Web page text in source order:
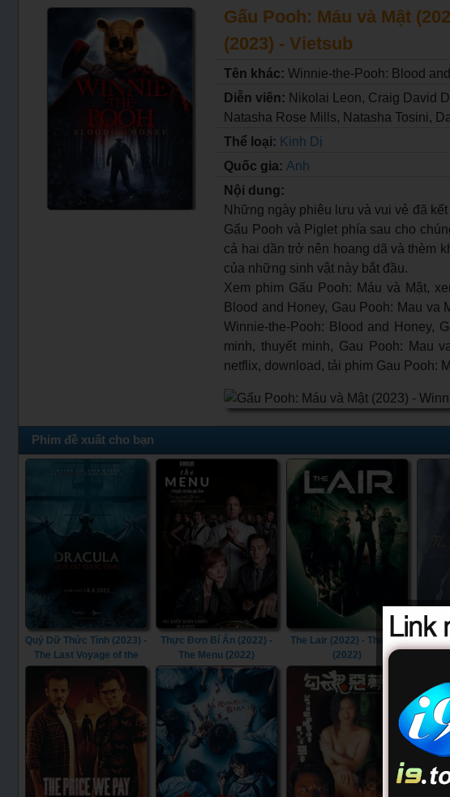
Gấu Pooh: Máu và Mật
(2023) - Vietsub
Tên khác:Winnie-the-Pooh: Blood
Diễn viên: Nikolai Leon, Craig David
Natasha Rose Mills, Natasha Tosini,
Thể loại: Kinh Dị
Quốc gia: Anh
Nội dung:
Những ngày phiêu lưu và vui vẻ đã
Gấu Pooh và Piglet phía sau cho
cả hai dần trở nên hoang dã và thèm
của những sinh vật này bắt đầu.
Xem phim Gấu Pooh: Máu và Mật,
Blood and Honey, Gau Pooh: Mau va
Winnie-the-Pooh: Blood and Honey,
minh, thuyết minh, Gau Pooh: Mau
netflix, download, tải phim Gau Pooh:
Phim đề xuất cho bạn
Quỷ Dữ Thức Tỉnh (2023) -
The Last Voyage of the
Thực Đơn Bí Ẩn (2022) -
The Menu (2022)
The Lair (2022) - The Lair
(2022)